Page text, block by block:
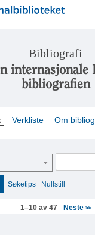
Bibliografi
internasjonale
bibliografien
Verkliste Om
Søketips Nullstill
1–10 av 47 Neste>>